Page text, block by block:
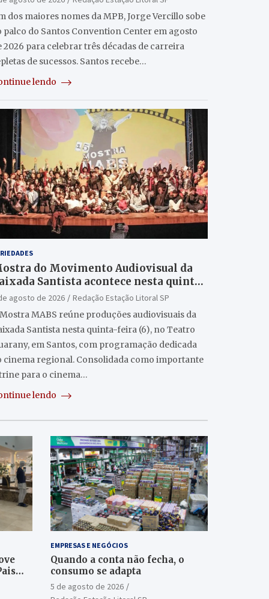
dos maiores nomes da MPB, Jorge Vercillo sobe
palco do Santos Convention Center em agosto
2026 para celebrar três décadas de carreira
de sucessos. Santos recebe…
lendo
do Movimento Audiovisual da
Santista acontece nesta quinta
8) no Teatro Guarany
agosto de 2026
Redação Estação Litoral SP
MABS reúne produções audiovisuais da
Santista nesta quinta-feira (6), no Teatro
em Santos, com programação dedicada
cinema regional. Consolidada como importante
para o cinema…
lendo
EMPRESAS E NEGÓCIOS
Quando a conta não fecha, o
consumo se adapta
5 de agosto de 2026